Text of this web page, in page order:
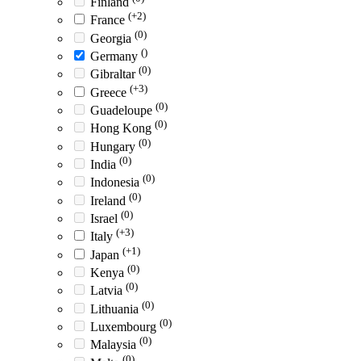
France (+2)
Georgia (0)
Germany ()
Gibraltar (0)
Greece (+3)
Guadeloupe (0)
Hong Kong (0)
Hungary (0)
India (0)
Indonesia (0)
Ireland (0)
Israel (0)
Italy (+3)
Japan (+1)
Kenya (0)
Latvia (0)
Lithuania (0)
Luxembourg (0)
Malaysia (0)
(0)